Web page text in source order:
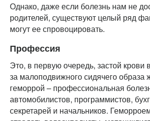
Однако, даже если болезнь нам не
родителей, существуют целый ряд
могут ее спровоцировать.
Профессия
Это, в первую очередь, застой крови
за малоподвижного сидячего
геморрой – профессиональная
автомобилистов, программистов,
секретарей и начальников.